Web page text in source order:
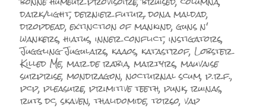
dark/light,dernier futur,dona maldad,
dropdead,extinction of mankind,guns n'
wankers,hiatus,inner conflict,instigators,
Juggling Jugulars, kaaos, katastrof, Lobster
Killed Me,mar de rabia,martyrs,mauvaise
surprise,mondragon,nocturnal scum,p.r.f.,
pcp,pleasure,primitive teeth,punk,ruinas,
ruts dc,skaven,thalidomide,torso,vap